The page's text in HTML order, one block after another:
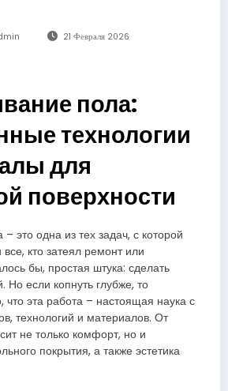
21 Февраля 2026
пола:
технологии
для
поверхности
это одна из тех задач, с которой
кто затеял ремонт или
бы, простая штука: сделать
Но если копнуть глубже, то
что эта работа – настоящая наука с
технологий и материалов. От
не только комфорт, но и
покрытия, а также эстетика